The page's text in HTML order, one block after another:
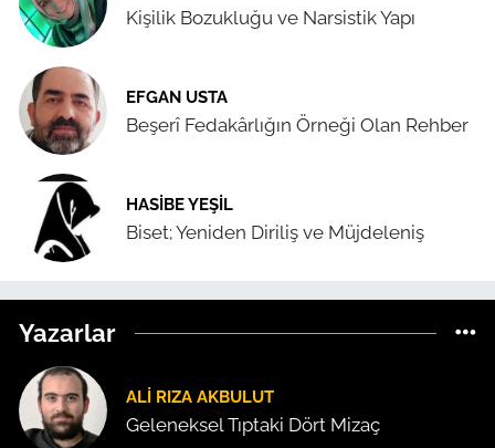
Kişilik Bozukluğu ve Narsistik Yapı
EFGAN USTA
Beşerî Fedakârlığın Örneği Olan Rehber
HASIBE YEŞIL
Biset; Yeniden Diriliş ve Müjdeleniş
Yazarlar
ALI RIZA AKBULUT
Geleneksel Tıptaki Dört Mizaç